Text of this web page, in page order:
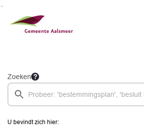
Zoeken
U bevindt zich hier: